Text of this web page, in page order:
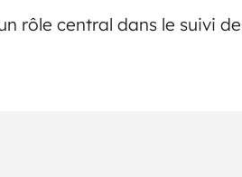
rôle central dans le suivi